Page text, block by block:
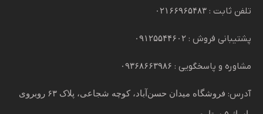
تلفن ثابت : ۰۲۱۶۶۹۶۵۴۸۳
پشتیبانی فروش : ۰۹۱۲۵۵۴۴۶۰۲
مشاوره و پاسخگویی : ۰۹۳۶۸۶۶۳۹۸۶
آدرس: فروشگاه میدان حسن‌آباد، کوچه شجاعی، پلاک ۶۳ روبروی